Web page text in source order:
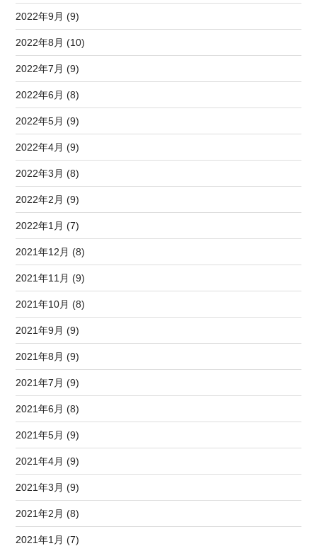
2022年9月 (9)
2022年8月 (10)
2022年7月 (9)
2022年6月 (8)
2022年5月 (9)
2022年4月 (9)
2022年3月 (8)
2022年2月 (9)
2022年1月 (7)
2021年12月 (8)
2021年11月 (9)
2021年10月 (8)
2021年9月 (9)
2021年8月 (9)
2021年7月 (9)
2021年6月 (8)
2021年5月 (9)
2021年4月 (9)
2021年3月 (9)
2021年2月 (8)
2021年1月 (7)